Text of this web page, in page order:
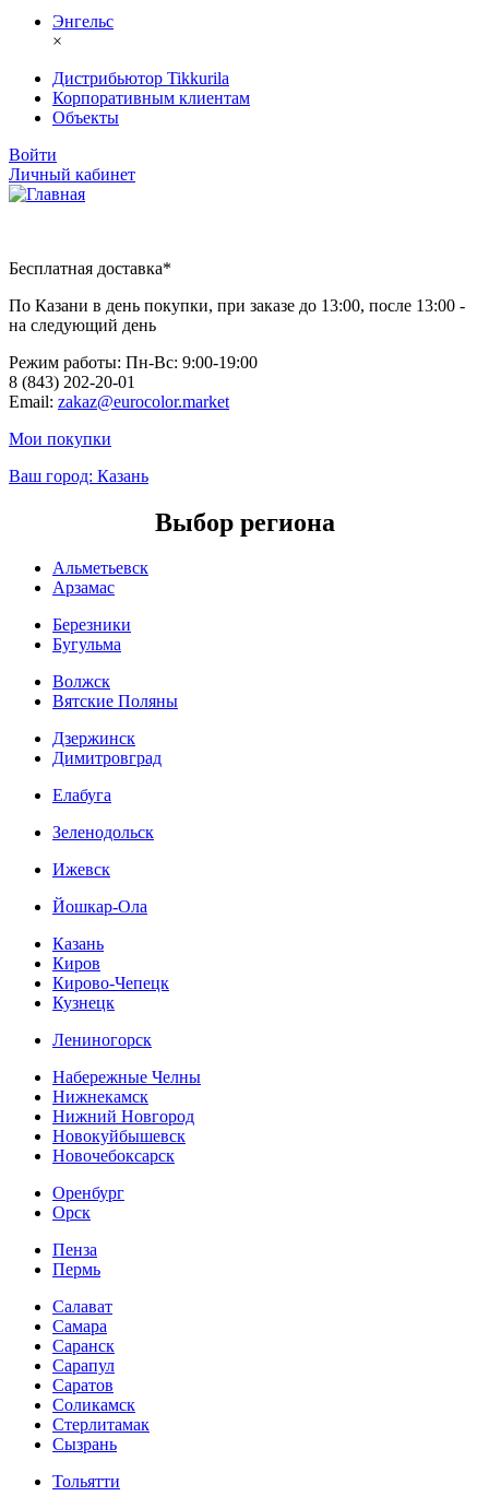
Энгельс
×
Дистрибьютор Tikkurila
Корпоративным клиентам
Объекты
Войти
Личный кабинет
Бесплатная доставка*
По Казани в день покупки, при заказе до 13:00, после 13:00 -
на следующий день
Режим работы: Пн-Вc: 9:00-19:00
8 (843) 202-20-01
Email: zakaz@eurocolor.market
Мои покупки
Ваш город: Казань
Выбор региона
Альметьевск
Арзамас
Березники
Бугульма
Волжск
Вятские Поляны
Дзержинск
Димитровград
Елабуга
Зеленодольск
Ижевск
Йошкар-Ола
Казань
Киров
Кирово-Чепецк
Кузнецк
Лениногорск
Набережные Челны
Нижнекамск
Нижний Новгород
Новокуйбышевск
Новочебоксарск
Оренбург
Орск
Пенза
Пермь
Салават
Самара
Саранск
Сарапул
Саратов
Соликамск
Стерлитамак
Сызрань
Тольятти